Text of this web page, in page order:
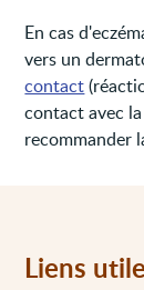
En cas
vers un
contact
contact avec
recommander
Liens